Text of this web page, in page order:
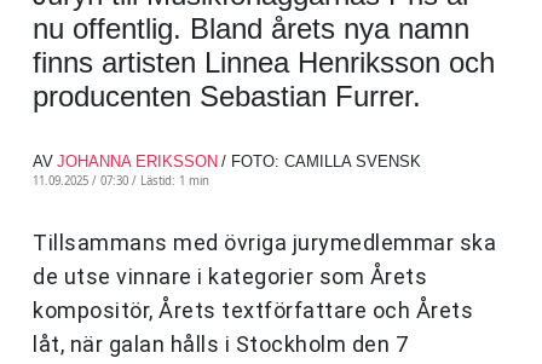
nu offentlig. Bland årets nya namn
finns artisten Linnea Henriksson och
producenten Sebastian Furrer.
AV JOHANNA ERIKSSON / FOTO: CAMILLA SVENSK
11.09.2025 / 07:30 / Lästid: 1 min
Tillsammans med övriga jurymedlemmar ska
de utse vinnare i kategorier som Årets
kompositör, Årets textförfattare och Årets
låt, när galan hålls i Stockholm den 7